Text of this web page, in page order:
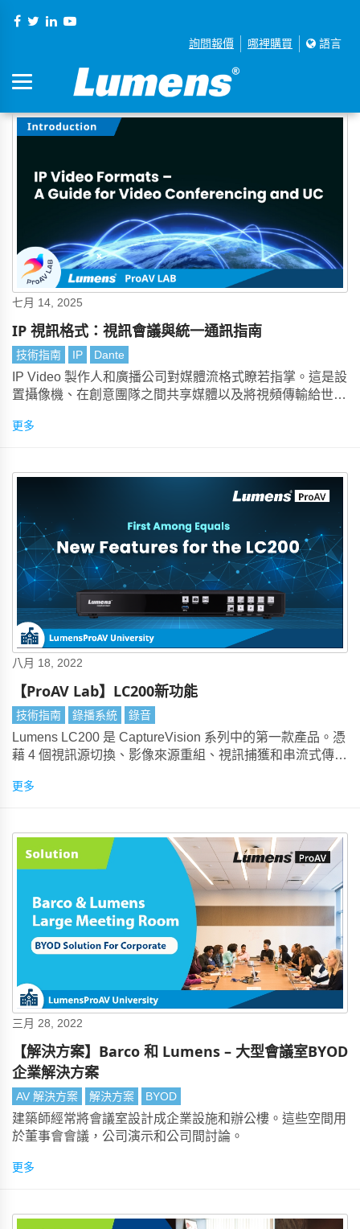
詢問報價 哪裡購買 語言
七月 14, 2025
IP 視訊格式：視訊會議與統一通訊指南
技術指南 IP Dante
IP Video 製作人和廣播公司對媒體流格式瞭若指掌。這是設
置攝像機、在創意團隊之間共享媒體以及將視頻傳輸給世界
AV 團隊呢？
更多
八月 18, 2022
【ProAV Lab】LC200新功能
技術指南 錄播系統 錄音
Lumens LC200 是 CaptureVision 系列中的第一款產品。憑
藉 4 個視訊源切換、影像來源重組、視訊捕獲和串流式傳
公共部門組織和企業公司的一大熱門產品。
更多
三月 28, 2022
【解決方案】Barco 和 Lumens – 大型會議室BYOD
企業解決方案
AV 解決方案 解決方案 BYOD
建築師經常將會議室設計成企業設施和辦公樓。這些空間用
於董事會會議，公司演示和公司間討論。
更多